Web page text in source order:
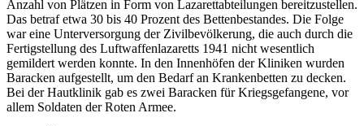
Anzahl von Plätzen in Form von Lazarettabteilungen bereitzustellen.
Das betraf etwa 30 bis 40 Prozent des Bettenbestandes. Die Folge
war eine Unterversorgung der Zivilbevölkerung, die auch durch die
Fertigstellung des Luftwaffenlazaretts 1941 nicht wesentlich
gemildert werden konnte. In den Innenhöfen der Kliniken wurden
Baracken aufgestellt, um den Bedarf an Krankenbetten zu decken.
Bei der Hautklinik gab es zwei Baracken für Kriegsgefangene, vor
allem Soldaten der Roten Armee.